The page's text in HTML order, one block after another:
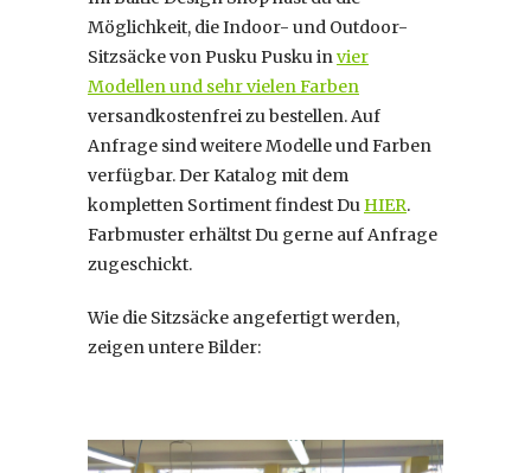
Möglichkeit, die Indoor- und Outdoor-
Sitzsäcke von Pusku Pusku invier
Modellen und sehr vielen Farben
versandkostenfrei zu bestellen. Auf
Anfrage sind weitere Modelle und Farben
verfügbar. Der Katalog mit dem
kompletten Sortiment findest Du HIER.
Farbmuster erhältst Du gerne auf Anfrage
zugeschickt.
Wie die Sitzsäcke angefertigt werden,
zeigen untere Bilder: